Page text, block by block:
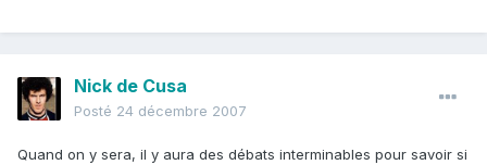
Nick de Cusa
Posté 24 décembre 2007
Quand on y sera, il y aura des débats interminables pour savoir si